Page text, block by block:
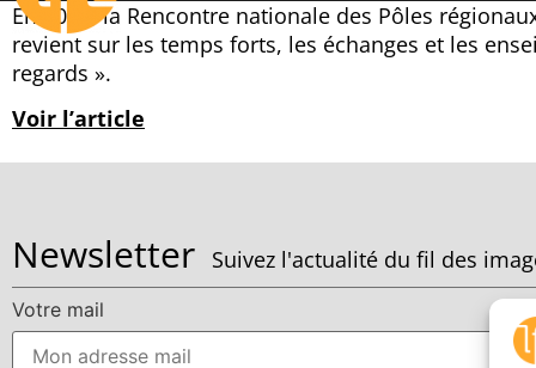
En 2026, la Rencontre nationale des Pôles
revient sur les temps forts, les échanges et les
regards ».
Voir l’article
Newsletter Suivez l'actualité du fil des
Votre mail